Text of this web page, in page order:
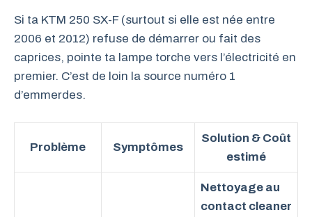
Si ta KTM 250 SX-F (surtout si elle est née entre
2006 et 2012) refuse de démarrer ou fait des
caprices, pointe ta lampe torche vers l’électricité en
premier. C’est de loin la source numéro 1
d’emmerdes.
Problème Symptômes
Solution & Coût
estimé
Nettoyage au
contact cleaner